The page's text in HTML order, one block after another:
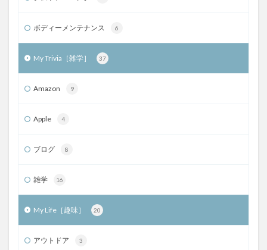
ボディーメンテナンス 6
My Trivia［雑学］ 37
Amazon 9
Apple 4
ブログ 8
雑学 16
My Life［趣味］ 20
アウトドア 3